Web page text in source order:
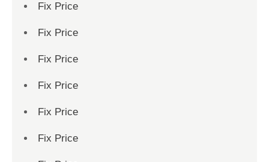
Fix Price
Fix Price
Fix Price
Fix Price
Fix Price
Fix Price